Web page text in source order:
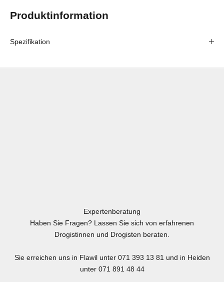
Produktinformation
Spezifikation
Expertenberatung
Haben Sie Fragen? Lassen Sie sich von erfahrenen
Drogistinnen und Drogisten beraten.
Sie erreichen uns in Flawil unter 071 393 13 81 und in Heiden
unter 071 891 48 44